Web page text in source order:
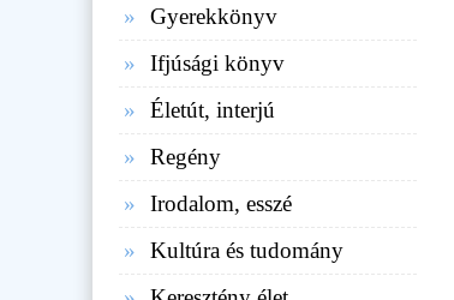
Gyerekkönyv
Ifjúsági könyv
Életút, interjú
Regény
Irodalom, esszé
Kultúra és tudomány